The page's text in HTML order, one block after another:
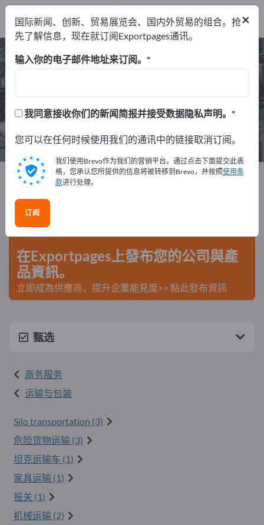
发送与运输 – 查找制造商和供应商
9 4 4
1
服务提供商4
经销商1
Exportpages 商务服务 发送与运输
在Exportpages免費刊登廣告！
需求 – 供應 – 二手商品 – 商業聯繫 >> 由此開始
在Exportpages上發布您的公司與產
品資訊。
立即成為供應商，提升企業能見度>> 點此發布資訊
甄选
商务服务
运输与包装
Silo transportation (3)
危险货物运输 (3)
坦克运输车 (1)
家具运输 (1)
报关 (1)
机械运输 (2)
×
国际新闻、创新、贸易展览会、国内外贸易的组合。抢
先了解信息，现在就订阅Exportpages通讯。
输入你的电子邮件地址来订阅。
我同意接收你们的新闻简报并接受数据隐私声明。
您可以在任何时候使用我们的通讯中的链接取消订阅。
我们使用Brevo作为我们的营销平台。通过点击下面提交此表
格，您承认您所提供的信息将被转移到Brevo，并按照使用条
款进行处理。
订阅